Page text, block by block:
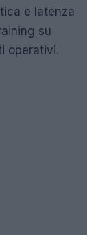
e latenza
su
operativi.